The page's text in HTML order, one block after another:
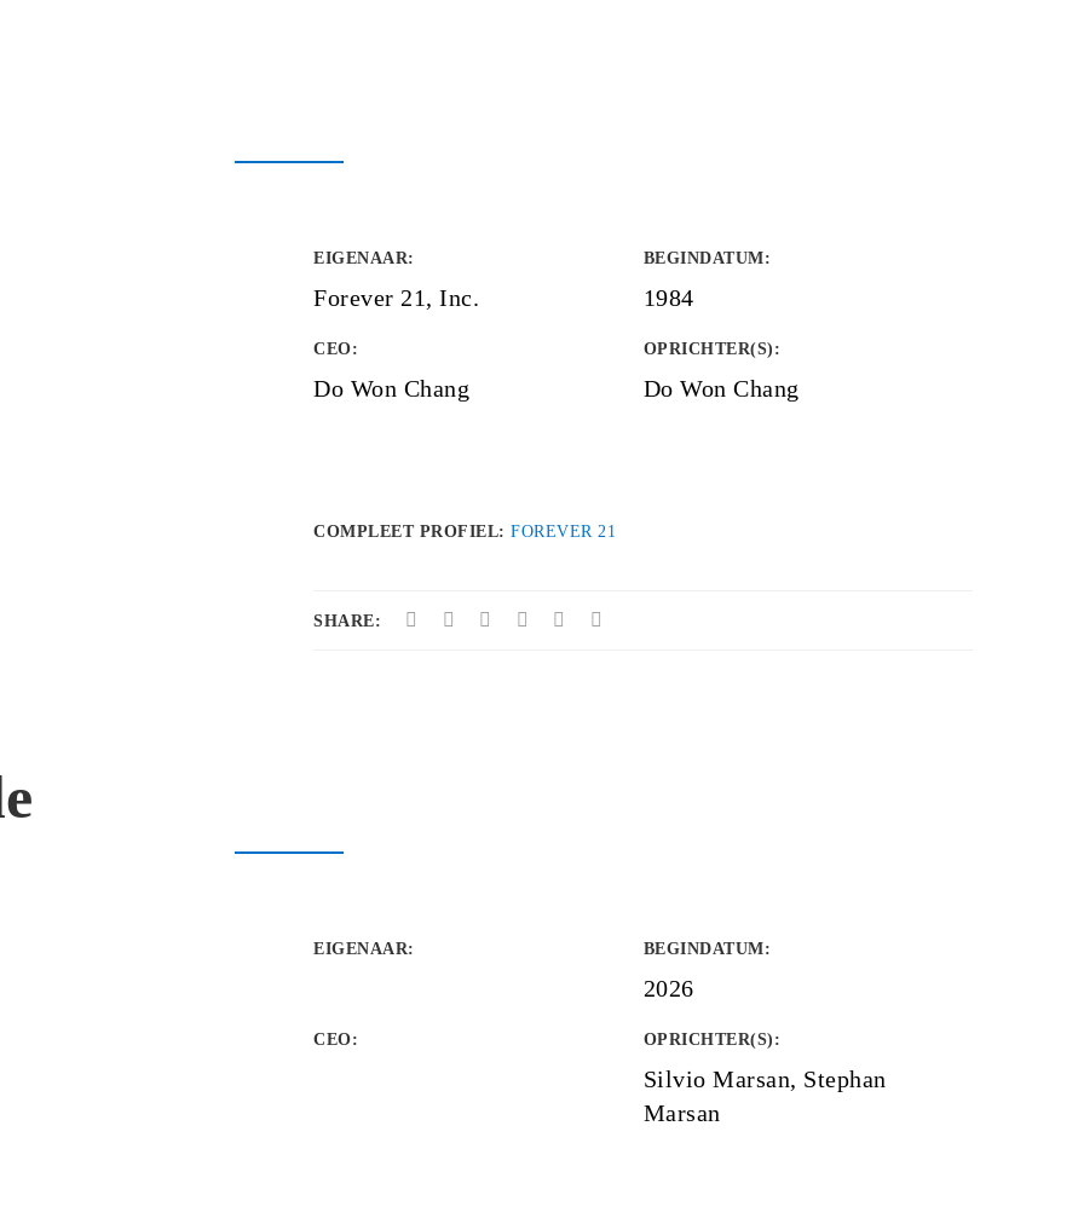
EIGENAAR:
Forever 21, Inc.
BEGINDATUM:
1984
CEO:
Do Won Chang
OPRICHTER(S) :
Do Won Chang
COMPLEET PROFIEL: FOREVER 21
SHARE:
EIGENAAR: BEGINDATUM:
2026
CEO: OPRICHTER(S) :
Silvio Marsan, Stephan
Marsan